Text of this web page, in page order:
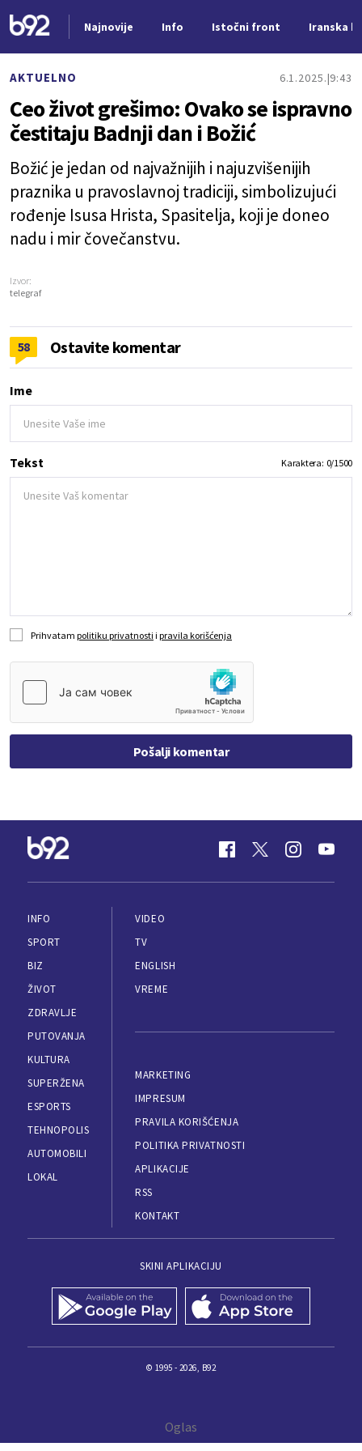
Najnovije Info Istočni front Iranska
AKTUELNO 6.1.2025. 9:43
Ceo život grešimo: Ovako se ispravno
čestitaju Badnji dan i Božić
Božić je jedan od najvažnijih i najuzvišenijih
praznika u pravoslavnoj tradiciji, simbolizujući
rođenje Isusa Hrista, Spasitelja, koji je doneo
nadu i mir čovečanstvu.
Izvor:
telegraf
58 Ostavite komentar
Ime
Tekst Karaktera: 0/1500
Prihvatam politiku privatnosti i pravila korišćenja
Pošalji komentar
INFO
SPORT
BIZ
ŽIVOT
ZDRAVLJE
PUTOVANJA
KULTURA
SUPERŽENA
ESPORTS
TEHNOPOLIS
AUTOMOBILI
LOKAL
VIDEO
TV
ENGLISH
VREME
MARKETING
IMPRESUM
PRAVILA KORIŠĆENJA
POLITIKA PRIVATNOSTI
APLIKACIJE
RSS
KONTAKT
SKINI APLIKACIJU
© 1995 - 2026, B92